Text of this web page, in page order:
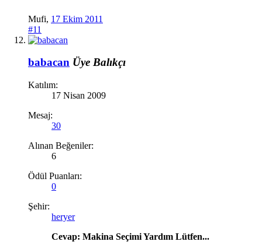
Mufi, 17 Ekim 2011
#11
babacan Üye Balıkçı
Katılım:
17 Nisan 2009
Mesaj:
30
Alınan Beğeniler:
6
Ödül Puanları:
0
Şehir:
heryer
Cevap: Makina Seçimi Yardım Lütfen...